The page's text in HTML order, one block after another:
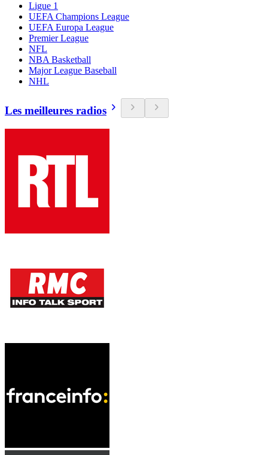
Ligue 1
UEFA Champions League
UEFA Europa League
Premier League
NFL
NBA Basketball
Major League Baseball
NHL
Les meilleures radios